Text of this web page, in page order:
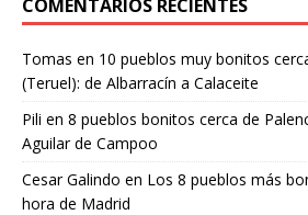
COMENTARIOS RECIENTES
Tomas en 10 pueblos muy bonitos
(Teruel): de Albarracín a Calaceite
Pili en 8 pueblos bonitos cerca de
Aguilar de Campoo
Cesar Galindo en Los 8 pueblos más
hora de Madrid